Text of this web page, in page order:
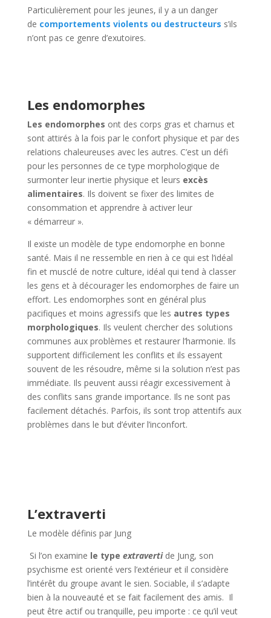
Particulièrement pour les jeunes, il y a un danger
de comportements violents ou destructeurs s’ils
n’ont pas ce genre d’exutoires.
Les endomorphes
Les endomorphes ont des corps gras et charnus et
sont attirés à la fois par le confort physique et par des
relations chaleureuses avec les autres. C’est un défi
pour les personnes de ce type morphologique de
surmonter leur inertie physique et leurs excès
alimentaires. Ils doivent se fixer des limites de
consommation et apprendre à activer leur
« démarreur ».
Il existe un modèle de type endomorphe en bonne
santé. Mais il ne ressemble en rien à ce qui est l’idéal
fin et musclé de notre culture, idéal qui tend à classer
les gens et à décourager les endomorphes de faire un
effort. Les endomorphes sont en général plus
pacifiques et moins agressifs que les autres types
morphologiques. Ils veulent chercher des solutions
communes aux problèmes et restaurer l’harmonie. Ils
supportent difficilement les conflits et ils essayent
souvent de les résoudre, même si la solution n’est pas
immédiate. Ils peuvent aussi réagir excessivement à
des conflits sans grande importance. Ils ne sont pas
facilement détachés. Parfois, ils sont trop attentifs aux
problèmes dans le but d’éviter l’inconfort.
L’extraverti
Le modèle définis par Jung
Si l’on examine le type extraverti de Jung, son
psychisme est orienté vers l’extérieur et il considère
l’intérêt du groupe avant le sien. Sociable, il s’adapte
bien à la nouveauté et se fait facilement des amis. Il
peut être actif ou tranquille, peu importe : ce qu’il veut